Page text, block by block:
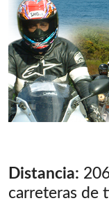
Distancia:
carreteras de